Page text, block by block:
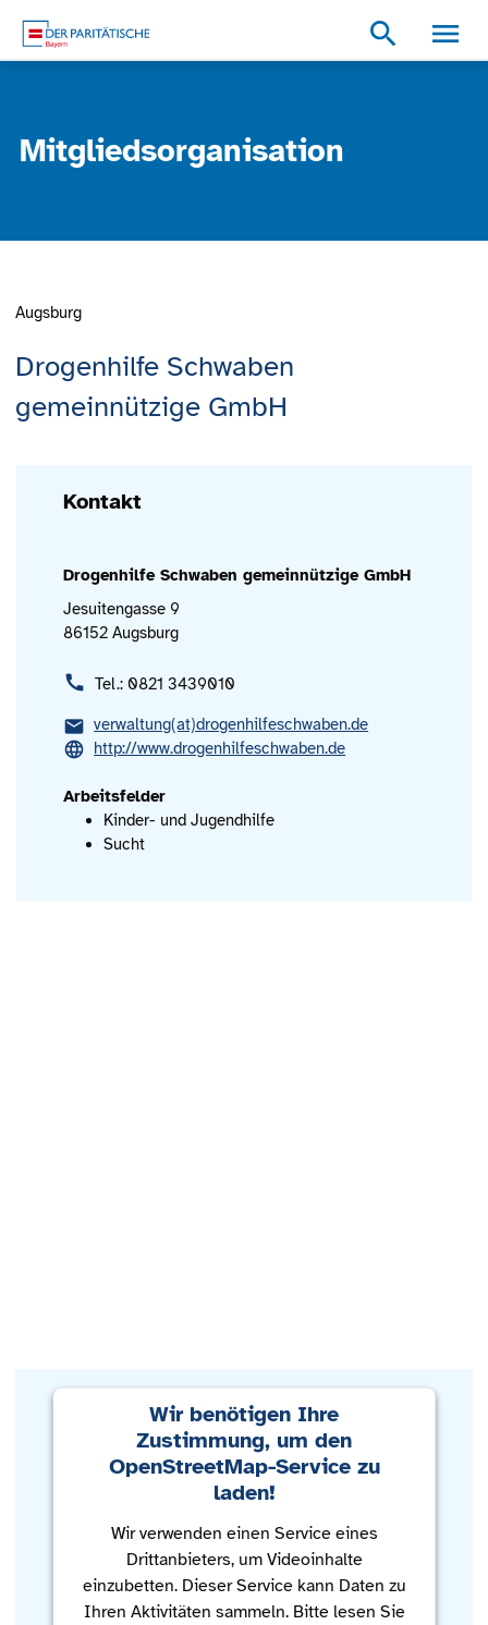
search
Mitgliedsorganisation
Drogenhilfe Schwaben
gemeinnützige GmbH
Augsburg
Kontakt
Drogenhilfe Schwaben gemeinnützige GmbH
Jesuitengasse 9
86152 Augsburg
Tel.: 0821 3439010
verwaltung(at)drogenhilfeschwaben.de
http://www.drogenhilfeschwaben.de
Arbeitsfelder
Kinder- und Jugendhilfe
Sucht
Wir benötigen Ihre
Zustimmung, um den
OpenStreetMap-Service zu
laden!
Wir verwenden einen Service eines
Drittanbieters, um Videoinhalte
einzubetten. Dieser Service kann Daten zu
Ihren Aktivitäten sammeln. Bitte lesen Sie